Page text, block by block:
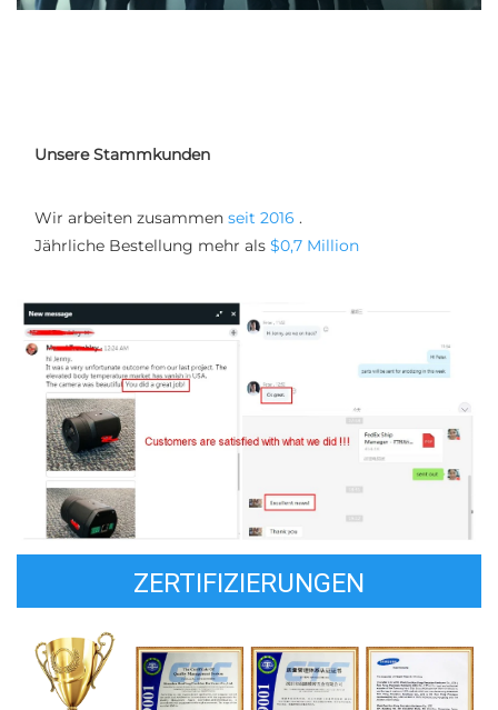
Unsere Stammkunden
Wir arbeiten zusammen seit 2016 .
Jährliche Bestellung mehr als $0,7 Million
ZERTIFIZIERUNGEN